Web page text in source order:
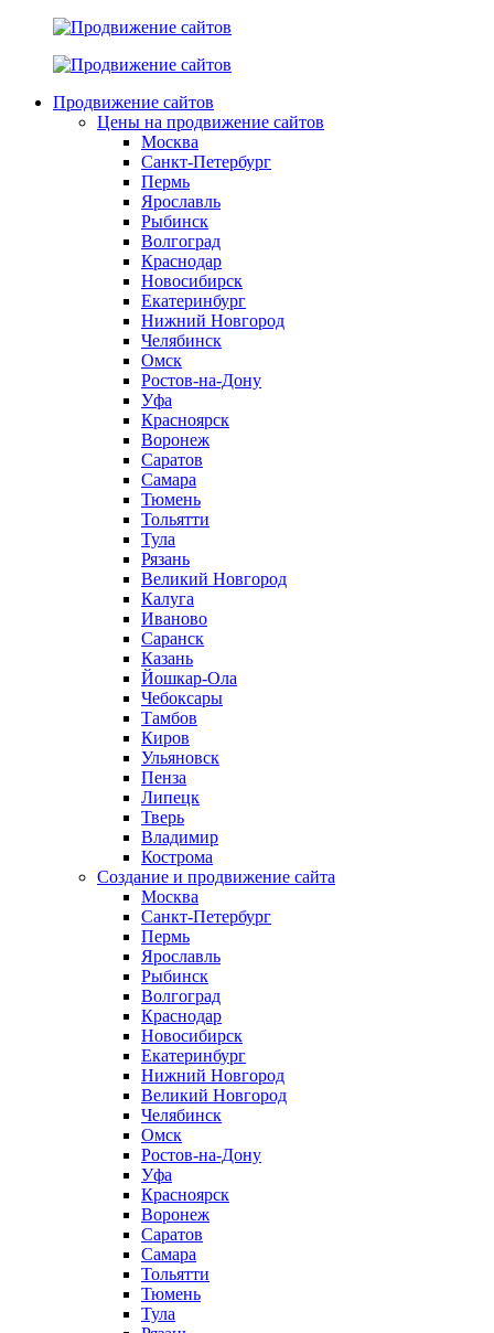
Продвижение сайтов
Цены на продвижение сайтов
Москва
Санкт-Петербург
Пермь
Ярославль
Рыбинск
Волгоград
Краснодар
Новосибирск
Екатеринбург
Нижний Новгород
Челябинск
Омск
Ростов-на-Дону
Уфа
Красноярск
Воронеж
Саратов
Самара
Тюмень
Тольятти
Тула
Рязань
Великий Новгород
Калуга
Иваново
Саранск
Казань
Йошкар-Ола
Чебоксары
Тамбов
Киров
Ульяновск
Пенза
Липецк
Тверь
Владимир
Кострома
Создание и продвижение сайта
Москва
Санкт-Петербург
Пермь
Ярославль
Рыбинск
Волгоград
Краснодар
Новосибирск
Екатеринбург
Нижний Новгород
Великий Новгород
Челябинск
Омск
Ростов-на-Дону
Уфа
Красноярск
Воронеж
Саратов
Самара
Тольятти
Тюмень
Тула